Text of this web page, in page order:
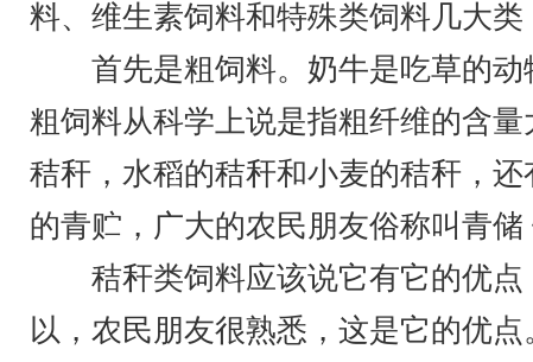
料、维生素饲料和特殊类饲料几大
首先是粗饲料。奶牛是吃草的动
粗饲料从科学上说是指粗纤维的含
秸秆，水稻的秸秆和小麦的秸秆，
的青贮，广大的农民朋友俗称叫青
秸秆类饲料应该说它有它的优点
以，农民朋友很熟悉，这是它的优